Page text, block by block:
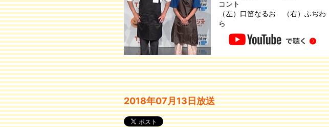
コント
（左）口笛なるお （右）ふぢわ
ら
2018年07月13日放送